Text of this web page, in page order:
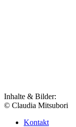
Inhalte & Bilder:
© Claudia Mitsubori
Kontakt